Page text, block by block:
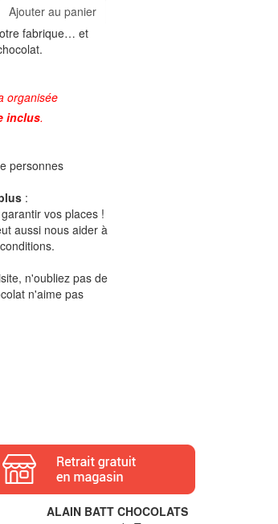
Ajouter au panier
fabrique… et
organisée
inclus.
personnes
:
vos places !
aussi nous aider à
n'oubliez pas de
n'aime pas
ALAIN BATT CHOCOLATS